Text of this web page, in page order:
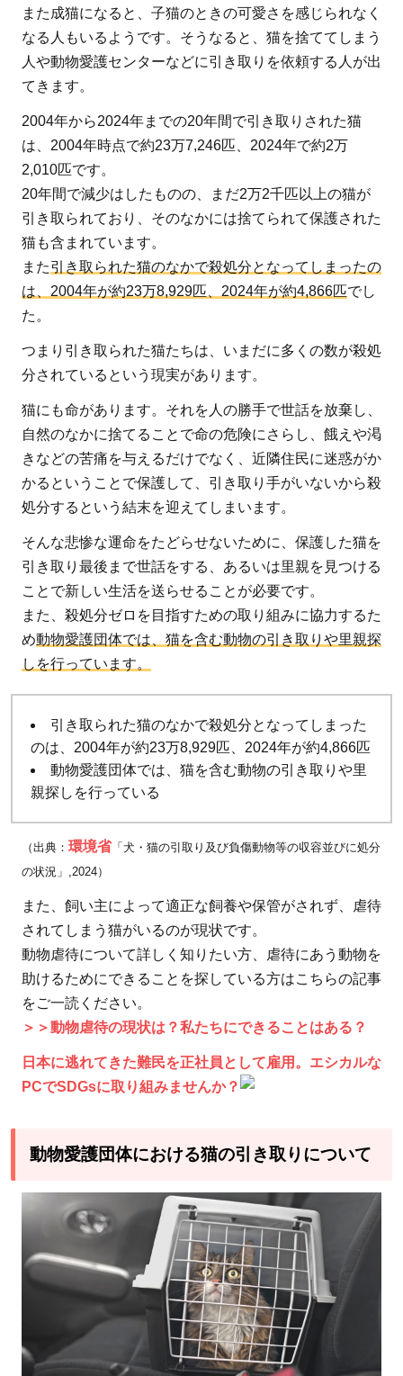
理
由
2
動
物
愛
体
に
お
け
る
猫
の
引
取
り
に
つ
い
て
2.1
動物
愛護
団体
に猫
を引
って
もら
う
動物
団体
から
猫を
引き
取る
（里
親に
る）
き取り
す
す
物
また成猫になると、子猫のときの可愛さを感じられなく
なる人もいるようです。そうなると、猫を捨ててしまう
人や動物愛護センターなどに引き取りを依頼する人が出
てきます。
2004年から2024年までの20年間で引き取りされた猫
は、2004年時点で約23万7,246匹、2024年で約2万
2,010匹です。
20年間で減少はしたものの、まだ2万2千匹以上の猫が
引き取られており、そのなかには捨てられて保護された
猫も含まれています。
また引き取られた猫のなかで殺処分となってしまったの
は、2004年が約23万8,929匹、2024年が約4,866匹でし
た。
つまり引き取られた猫たちは、いまだに多くの数が殺処
分されているという現実があります。
猫にも命があります。それを人の勝手で世話を放棄し、
自然のなかに捨てることで命の危険にさらし、餓えや渇
きなどの苦痛を与えるだけでなく、近隣住民に迷惑がか
かるということで保護して、引き取り手がいないから殺
処分するという結末を迎えてしまいます。
そんな悲惨な運命をたどらせないために、保護した猫を
引き取り最後まで世話をする、あるいは里親を見つける
ことで新しい生活を送らせることが必要です。
また、殺処分ゼロを目指すための取り組みに協力するた
め動物愛護団体では、猫を含む動物の引き取りや里親探
しを行っています。
引き取られた猫のなかで殺処分となってしまった
のは、2004年が約23万8,929匹、2024年が約4,866匹
動物愛護団体では、猫を含む動物の引き取りや里
親探しを行っている
（出典： 環境省「犬・猫の引取り及び負傷動物等の収容並びに処分
の状況」,2024）
また、飼い主によって適正な飼養や保管がされず、虐待
されてしまう猫がいるのが現状です。
動物虐待について詳しく知りたい方、虐待にあう動物を
助けるためにできることを探している方はこちらの記事
をご一読ください。
＞＞動物虐待の現状は？私たちにできることはある？
日本に逃れてきた難民を正社員として雇用。エシカルな
PCでSDGsに取り組みませんか？
動物愛護団体における猫の引き取りについて